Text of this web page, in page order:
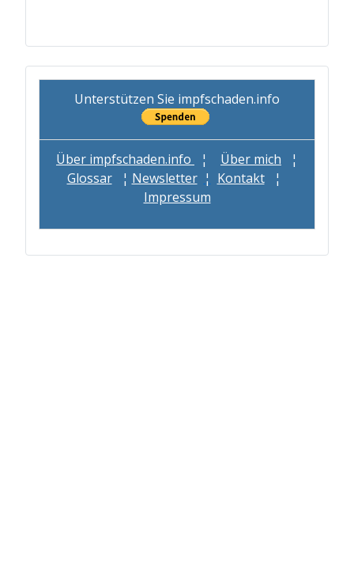
Unterstützen Sie impfschaden.info
Über impfschaden.info ¦ Über mich
¦
Glossar
¦ Newsletter ¦ Kontakt
¦
Impressum